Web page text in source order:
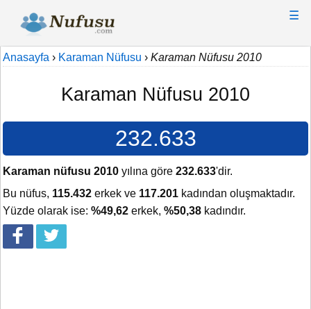
☰
Anasayfa › Karaman Nüfusu › Karaman Nüfusu 2010
Karaman Nüfusu 2010
232.633
Karaman nüfusu 2010 yılına göre 232.633'dir.
Bu nüfus, 115.432 erkek ve 117.201 kadından oluşmaktadır.
Yüzde olarak ise: %49,62 erkek, %50,38 kadındır.